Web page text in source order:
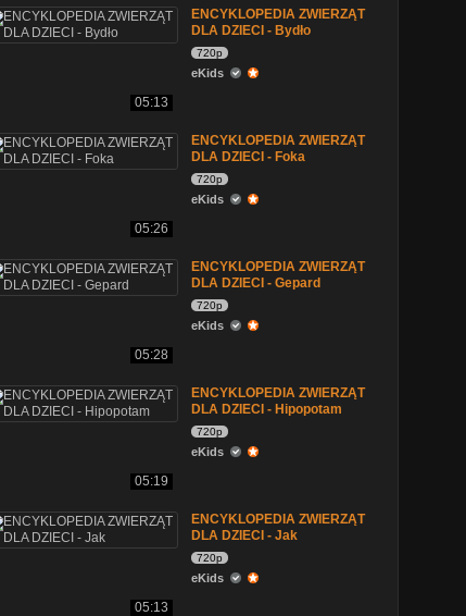
05:13
ENCYKLOPEDIA ZWIERZĄT
DLA DZIECI - Bydło
720p
eKids
05:26
ENCYKLOPEDIA ZWIERZĄT
DLA DZIECI - Foka
720p
eKids
05:28
ENCYKLOPEDIA ZWIERZĄT
DLA DZIECI - Gepard
720p
eKids
05:19
ENCYKLOPEDIA ZWIERZĄT
DLA DZIECI - Hipopotam
720p
eKids
05:13
ENCYKLOPEDIA ZWIERZĄT
DLA DZIECI - Jak
720p
eKids